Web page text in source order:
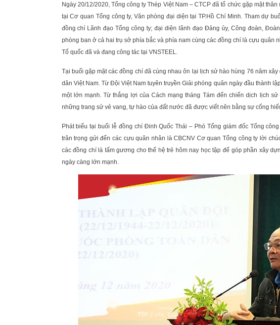
Ngày 20/12/2020, Tổng công ty Thép Việt Nam – CTCP đã tổ chức gặp mặt
tại Cơ quan Tổng công ty, Văn phòng đại diện tại TP.Hồ Chí Minh. Tham dự
đồng chí Lãnh đạo Tổng công ty; đại diện lãnh đạo Đảng ủy, Công đoàn,
phòng ban ở cả hai trụ sở phía bắc và phía nam cùng các đồng chí là cựu quân
Tổ quốc đã và đang công tác tại VNSTEEL.
Tại buổi gặp mặt các đồng chí đã cùng nhau ôn lại lịch sử hào hùng 76 năm
dân Việt Nam. Từ Đội Việt Nam tuyên truyền Giải phóng quân ngày đầu thành
một lớn mạnh. Từ thắng lợi của Cách mạng tháng Tám đến chiến dịch lịch
những trang sử vẻ vang, tự hào của đất nước đã được viết nên bằng sự cống
Phát biểu tại buổi lễ đồng chí Đinh Quốc Thái – Phó Tổng giám đốc Tổng
trân trọng gửi đến các cựu quân nhân là CBCNV Cơ quan Tổng công ty lời
các đồng chí là tấm gương cho thế hệ trẻ hôm nay học tập để góp phần xây
ngày càng lớn mạnh.